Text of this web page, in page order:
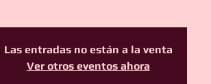
Las entradas no están a la venta
Ver otros eventos ahora